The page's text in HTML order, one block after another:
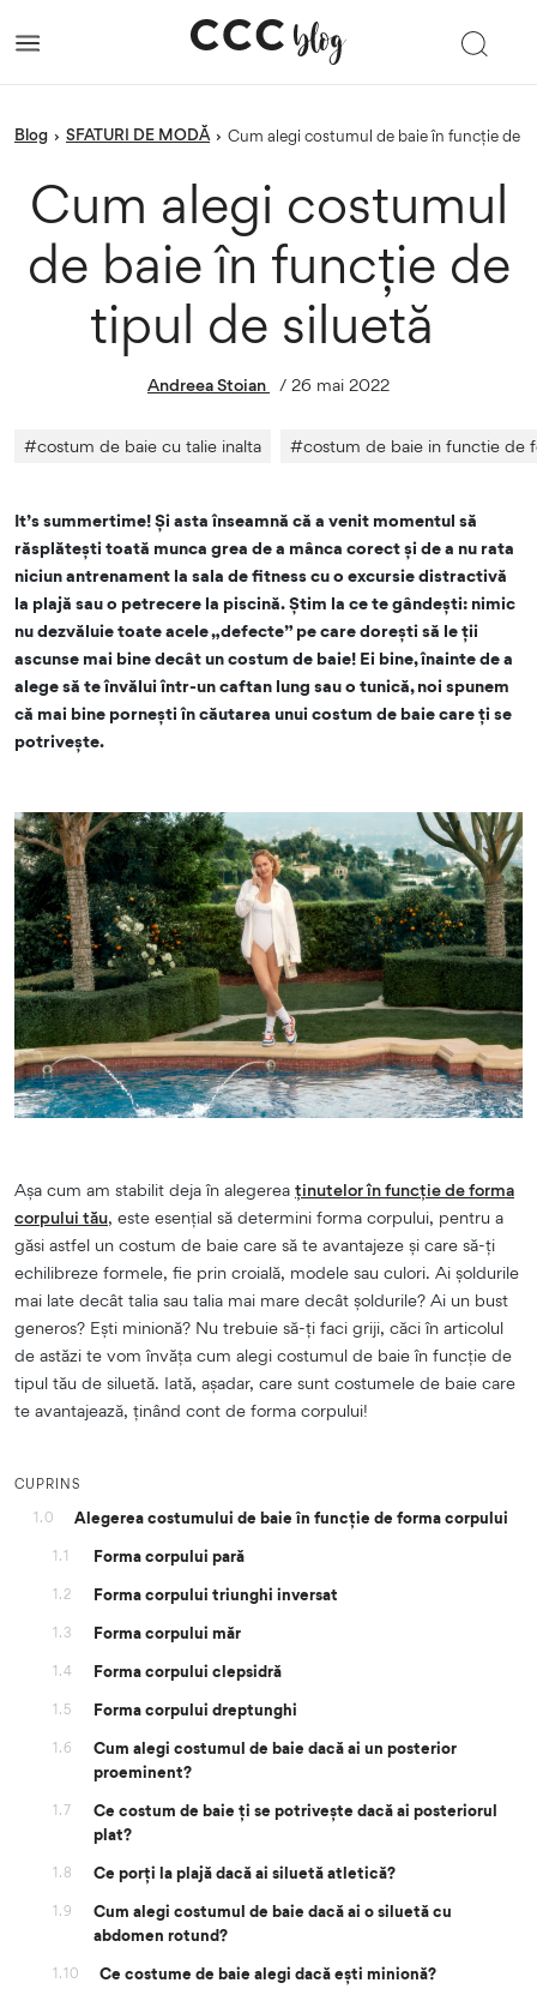
blog › SFATURI DE MODĂ › Cum alegi costumul de baie în funcție de
Cum alegi costumul
de baie în funcție de
tipul de siluetă
Andreea Stoian / 26 mai 2022
#costum de baie cu talie inalta #costum de baie in functie de
It’s summertime! Și asta înseamnă că a venit momentul să
răsplătești toată munca grea de a mânca corect și de a nu rata
niciun antrenament la sala de fitness cu o excursie distractivă
la plajă sau o petrecere la piscină. Știm la ce te gândești: nimic
nu dezvăluie toate acele „defecte” pe care dorești să le ții
ascunse mai bine decât un costum de baie! Ei bine, înainte de a
alege să te învălui într-un caftan lung sau o tunică, noi spunem
că mai bine pornești în căutarea unui costum de baie care ți se
potrivește.
Așa cum am stabilit deja în alegerea ținutelor în funcție de forma
corpului tău, este esențial să determini forma corpului, pentru a
găsi astfel un costum de baie care să te avantajeze și care să-ți
echilibreze formele, fie prin croială, modele sau culori. Ai șoldurile
mai late decât talia sau talia mai mare decât șoldurile? Ai un bust
generos? Ești minionă? Nu trebuie să-ți faci griji, căci în articolul
de astăzi te vom învăța cum alegi costumul de baie în funcție de
tipul tău de siluetă. Iată, așadar, care sunt costumele de baie care
te avantajează, ținând cont de forma corpului!
CUPRINS
1.0
Alegerea costumului de baie în funcție de forma corpului
1.1 Forma corpului pară
1.2 Forma corpului triunghi inversat
1.3 Forma corpului măr
1.4 Forma corpului clepsidră
1.5 Forma corpului dreptunghi
1.6
Cum alegi costumul de baie dacă ai un posterior
proeminent?
1.7
Ce costum de baie ți se potrivește dacă ai posteriorul
plat?
1.8 Ce porți la plajă dacă ai siluetă atletică?
1.9
Cum alegi costumul de baie dacă ai o siluetă cu
abdomen rotund?
1.10 Ce costume de baie alegi dacă ești minionă?